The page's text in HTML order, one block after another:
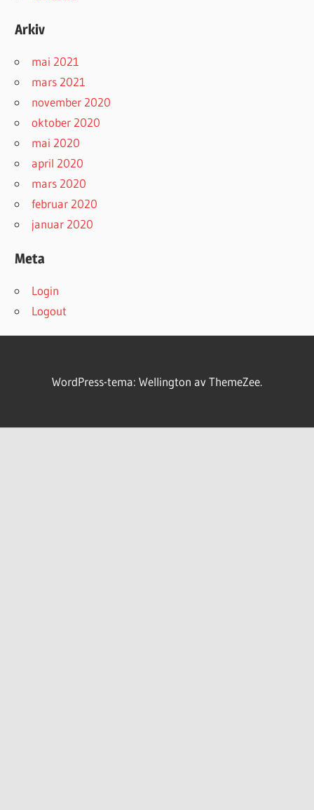
Arkiv
mai 2021
mars 2021
november 2020
oktober 2020
mai 2020
april 2020
mars 2020
februar 2020
januar 2020
Meta
Login
Logout
WordPress-tema: Wellington av ThemeZee.